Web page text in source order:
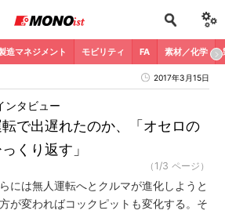
造マネジメント モビリティ FA 素材／化学
2017年3月15日
で出遅れたのか、「オセロの
くり返す」
ンタビュー
（1/3 ページ）
には無人運転へとクルマが進化しようと
が変わればコックピットも変化する。そ